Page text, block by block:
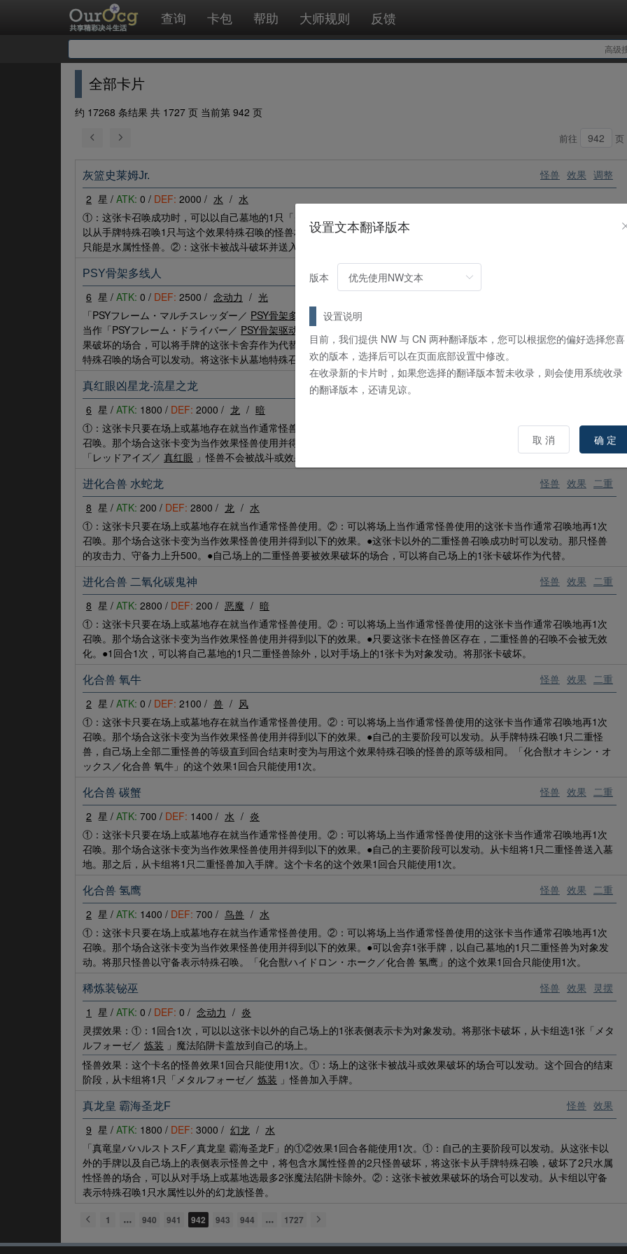
查询 卡包 帮助 大师规则 反馈
高级
全部卡片
约 17268 条结果 共 1727 页 当前第 942 页
前往 页
怪兽 效果 调整
灰篮史莱姆Jr.
2 星 / ATK: 0 / DEF: 2000 / 水 / 水
①：这张卡召唤成功时，可以以自己墓地的1只「グレイドル／
以从手牌特殊召唤1只与这个效果特殊召唤的怪兽相同等级的水族怪兽。这个效果发动后，直到回合结束时自己特殊召唤的
只能是水属性怪兽。②：这张卡被战斗破坏并送入墓地时可以发动。从卡组特殊召唤1只「グレイドル／
PSY骨架多线人
6 星 / ATK: 0 / DEF: 2500 / 念动力 / 光
「PSYフレーム・マルチスレッダー／ PSY骨架多线人
」的③效果1回合只能使用1次。①：这张卡只要在手牌或墓地存在就
当作「PSYフレーム・ドライバー／ PSY骨架驱动者 」使用。②：自己场上的「PSYフレーム／
果破坏的场合，可以将手牌的这张卡舍弃作为代替。③：这张卡在墓地存在，自己场上有「PSYフレーム／PSY骨架 」调整
特殊召唤的场合可以发动。将这张卡从墓地特殊召唤。用这个效果特殊召唤的这张卡从场上离开的场合除外。
真红眼凶星龙-流星之龙
6 星 / ATK: 1800 / DEF: 2000 / 龙 / 暗
①：这张卡只要在场上或墓地存在就当作通常怪兽使用。②：可以将场上当作通常怪兽使用的这张卡当作通常召唤地再1次
召唤。那个场合这张卡变为当作效果怪兽使用并得到以下的效果。●只要这张卡在怪兽区存在，这张卡以外的自己场上的
「レッドアイズ／ 真红眼 」怪兽不会被战斗或效果破坏。
怪兽 效果 二重
进化合兽 水蛇龙
8 星 / ATK: 200 / DEF: 2800 / 龙 / 水
①：这张卡只要在场上或墓地存在就当作通常怪兽使用。②：可以将场上当作通常怪兽使用的这张卡当作通常召唤地再1次
召唤。那个场合这张卡变为当作效果怪兽使用并得到以下的效果。●这张卡以外的二重怪兽召唤成功时可以发动。那只怪兽
的攻击力、守备力上升500。●自己场上的二重怪兽要被效果破坏的场合，可以将自己场上的1张卡破坏作为代替。
怪兽 效果 二重
进化合兽 二氧化碳鬼神
8 星 / ATK: 2800 / DEF: 200 / 恶魔 / 暗
①：这张卡只要在场上或墓地存在就当作通常怪兽使用。②：可以将场上当作通常怪兽使用的这张卡当作通常召唤地再1次
召唤。那个场合这张卡变为当作效果怪兽使用并得到以下的效果。●只要这张卡在怪兽区存在，二重怪兽的召唤不会被无效
化。●1回合1次，可以将自己墓地的1只二重怪兽除外，以对手场上的1张卡为对象发动。将那张卡破坏。
怪兽 效果 二重
化合兽 氧牛
2 星 / ATK: 0 / DEF: 2100 / 兽 / 风
①：这张卡只要在场上或墓地存在就当作通常怪兽使用。②：可以将场上当作通常怪兽使用的这张卡当作通常召唤地再1次
召唤。那个场合这张卡变为当作效果怪兽使用并得到以下的效果。●自己的主要阶段可以发动。从手牌特殊召唤1只二重怪
兽，自己场上全部二重怪兽的等级直到回合结束时变为与用这个效果特殊召唤的怪兽的原等级相同。「化合獣オキシン・オ
ックス／化合兽 氧牛」的这个效果1回合只能使用1次。
怪兽 效果 二重
化合兽 碳蟹
2 星 / ATK: 700 / DEF: 1400 / 水 / 炎
①：这张卡只要在场上或墓地存在就当作通常怪兽使用。②：可以将场上当作通常怪兽使用的这张卡当作通常召唤地再1次
召唤。那个场合这张卡变为当作效果怪兽使用并得到以下的效果。●自己的主要阶段可以发动。从卡组将1只二重怪兽送入墓
地。那之后，从卡组将1只二重怪兽加入手牌。这个卡名的这个效果1回合只能使用1次。
怪兽 效果 二重
化合兽 氢鹰
2 星 / ATK: 1400 / DEF: 700 / 鸟兽 / 水
①：这张卡只要在场上或墓地存在就当作通常怪兽使用。②：可以将场上当作通常怪兽使用的这张卡当作通常召唤地再1次
召唤。那个场合这张卡变为当作效果怪兽使用并得到以下的效果。●可以舍弃1张手牌，以自己墓地的1只二重怪兽为对象发
动。将那只怪兽以守备表示特殊召唤。「化合獣ハイドロン・ホーク／化合兽 氢鹰」的这个效果1回合只能使用1次。
怪兽 效果 灵摆
稀炼装铋巫
1 星 / ATK: 0 / DEF: 0 / 念动力 / 炎
灵摆效果：①：1回合1次，可以以这张卡以外的自己场上的1张表侧表示卡为对象发动。将那张卡破坏，从卡组选1张「メタ
ルフォーゼ／ 炼装 」魔法陷阱卡盖放到自己的场上。
怪兽效果：这个卡名的怪兽效果1回合只能使用1次。①：场上的这张卡被战斗或效果破坏的场合可以发动。这个回合的结束
阶段，从卡组将1只「メタルフォーゼ／ 炼装 」怪兽加入手牌。
怪兽 效果
真龙皇 霸海圣龙F
9 星 / ATK: 1800 / DEF: 3000 / 幻龙 / 水
「真竜皇バハルストスF／真龙皇 霸海圣龙F」的①②效果1回合各能使用1次。①：自己的主要阶段可以发动。从这张卡以
外的手牌以及自己场上的表侧表示怪兽之中，将包含水属性怪兽的2只怪兽破坏，将这张卡从手牌特殊召唤，破坏了2只水属
性怪兽的场合，可以从对手场上或墓地选最多2张魔法陷阱卡除外。②：这张卡被效果破坏的场合可以发动。从卡组以守备
表示特殊召唤1只水属性以外的幻龙族怪兽。
1 940 941 942 943 944 1727
设置文本翻译版本
版本
设置说明
目前，我们提供 NW 与 CN 两种翻译版本，您可以根据您的偏好选择您喜
欢的版本，选择后可以在页面底部设置中修改。
在收录新的卡片时，如果您选择的翻译版本暂未收录，则会使用系统收录
的翻译版本，还请见谅。
取 消 确 定